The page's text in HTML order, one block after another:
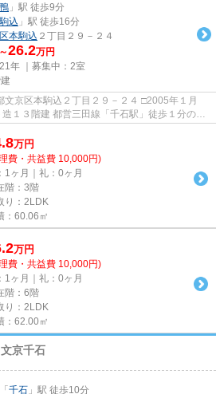
」駅 徒歩9分
込 」駅 徒歩16分
本駒込 ２丁目２９－２４
26.2万円
年 ｜募集中： 2室
駅」徒歩１分の好
万円
費・共益費 10,000円)
1ヶ月｜礼：0ヶ月
階：3階
り：2LDK
：60.06㎡
万円
費・共益費 10,000円)
1ヶ月｜礼：0ヶ月
階：6階
り：2LDK
：62.00㎡
京千石
「 千石 」駅 徒歩10分